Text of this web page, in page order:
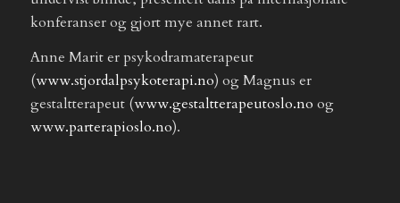
konferanser og gjort mye annet rart.
Anne Marit er psykodramaterapeut
(www.stjordalpsykoterapi.no) og Magnus er
gestaltterapeut (www.gestaltterapeutoslo.no og
www.parterapioslo.no).